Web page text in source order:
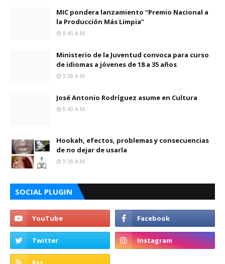
MIC pondera lanzamiento “Premio Nacional a
la Producción Más Limpia”
8:45 A.m.
Ministerio de la Juventud convoca para curso
de idiomas a jóvenes de 18 a 35 años
9:28 A.m.
José Antonio Rodríguez asume en Cultura
8:40 A.m.
Hookah, efectos, problemas y consecuencias
de no dejar de usarla
9:38 A.m.
SOCIAL PLUGIN